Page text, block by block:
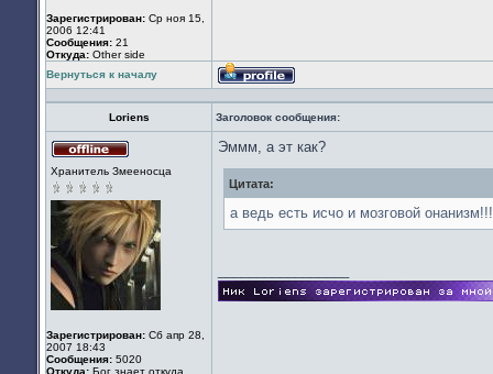
Зарегистрирован: Ср ноя 15,
2006 12:41
Сообщения: 21
Откуда: Other side
Вернуться к началу
Профиль
Loriens Заголовок сообщения:
в
Хранитель Змееносца
Зарегистрирован: Сб апр 28,
2007 18:43
Сообщения: 5020
Откуда: Бог знает откуда.
Эммм, а эт как?
Цитата:
а ведь есть исчо и мозговой онанизм!!!